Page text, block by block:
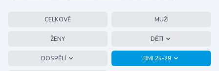
CELKOVĚ MUŽI
ŽENY DĚTI
DOSPĚLÍ BMI 25-29